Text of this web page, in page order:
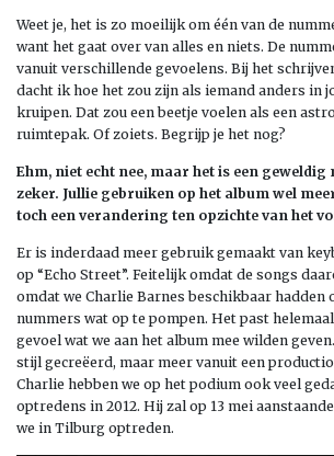
Weet je, het is zo moeilijk om één van de
want het gaat over van alles en niets. De
vanuit verschillende gevoelens. Bij het
dacht ik hoe het zou zijn als iemand anders in
kruipen. Dat zou een beetje voelen als een
ruimtepak. Of zoiets. Begrijp je het nog?
Ehm, niet echt nee, maar het is een geweldig
zeker. Jullie gebruiken op het album wel
toch een verandering ten opzichte van het
Er is inderdaad meer gebruik gemaakt van
op “Echo Street”. Feitelijk omdat de songs
omdat we Charlie Barnes beschikbaar hadden
nummers wat op te pompen. Het past
gevoel wat we aan het album mee wilden
stijl gecreëerd, maar meer vanuit een
Charlie hebben we op het podium ook veel
optredens in 2012. Hij zal op 13 mei
we in Tilburg optreden.